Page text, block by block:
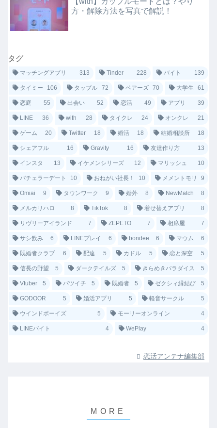
方・解除方法を写真で解説！
タグ
マッチングアプリ 313 Tinder 228 バイト 139
タイミー 106 タップル 72 ペアーズ 70 大学生 61
恋庭 55 出会い 52 恋活 49 アプリ 39
LINE 36 with 28 タイクレ 24 オンクレ 21
ゲーム 20 Twitter 18 婚活 18 結婚相談所 18
シェアフル 16 Gravity 16 友達作り方 13
インスタ 13 イケメンシリーズ 12 マリッシュ 10
バチェラーデート 10 おねがい社長！ 10 メメントモリ 9
Omiai 9 タウンワーク 9 婚外 8 NewMatch 8
メルカリハロ 8 TikTok 8 着せ替えアプリ 8
リヴリーアイランド 7 ZEPETO 7 相席屋 7
サシ飲み 6 LINEプレイ 6 bondee 6 マウム 6
既婚者クラブ 6 配達 5 カドル 5 恋と深空 5
信長の野望 5 ダークテイルズ 5 きらめきパラダイス 5
Vtuber 5 バツイチ 5 既婚者 5 ゼクシィ縁結び 5
GODOOR 5 婚活アプリ 5 軽音サークル 5
ウインドボーイズ 5 モーリーオンライン 4
LINEバイト 4 WePlay 4
恋活アンテナ編集部